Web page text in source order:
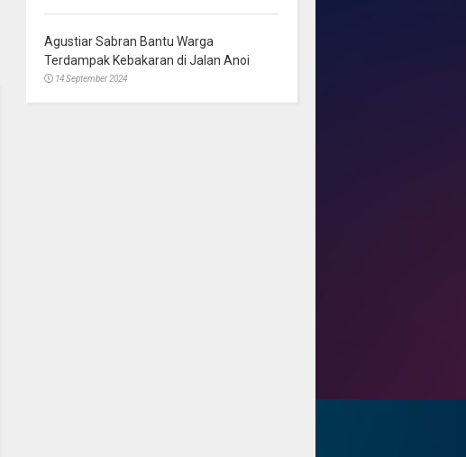
Agustiar Sabran Bantu Warga
Terdampak Kebakaran di Jalan Anoi
14 September 2024